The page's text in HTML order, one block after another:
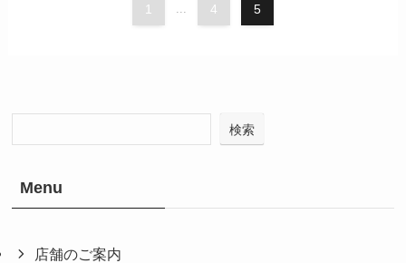
1 ... 4 5
検索
Menu
店舗のご案内